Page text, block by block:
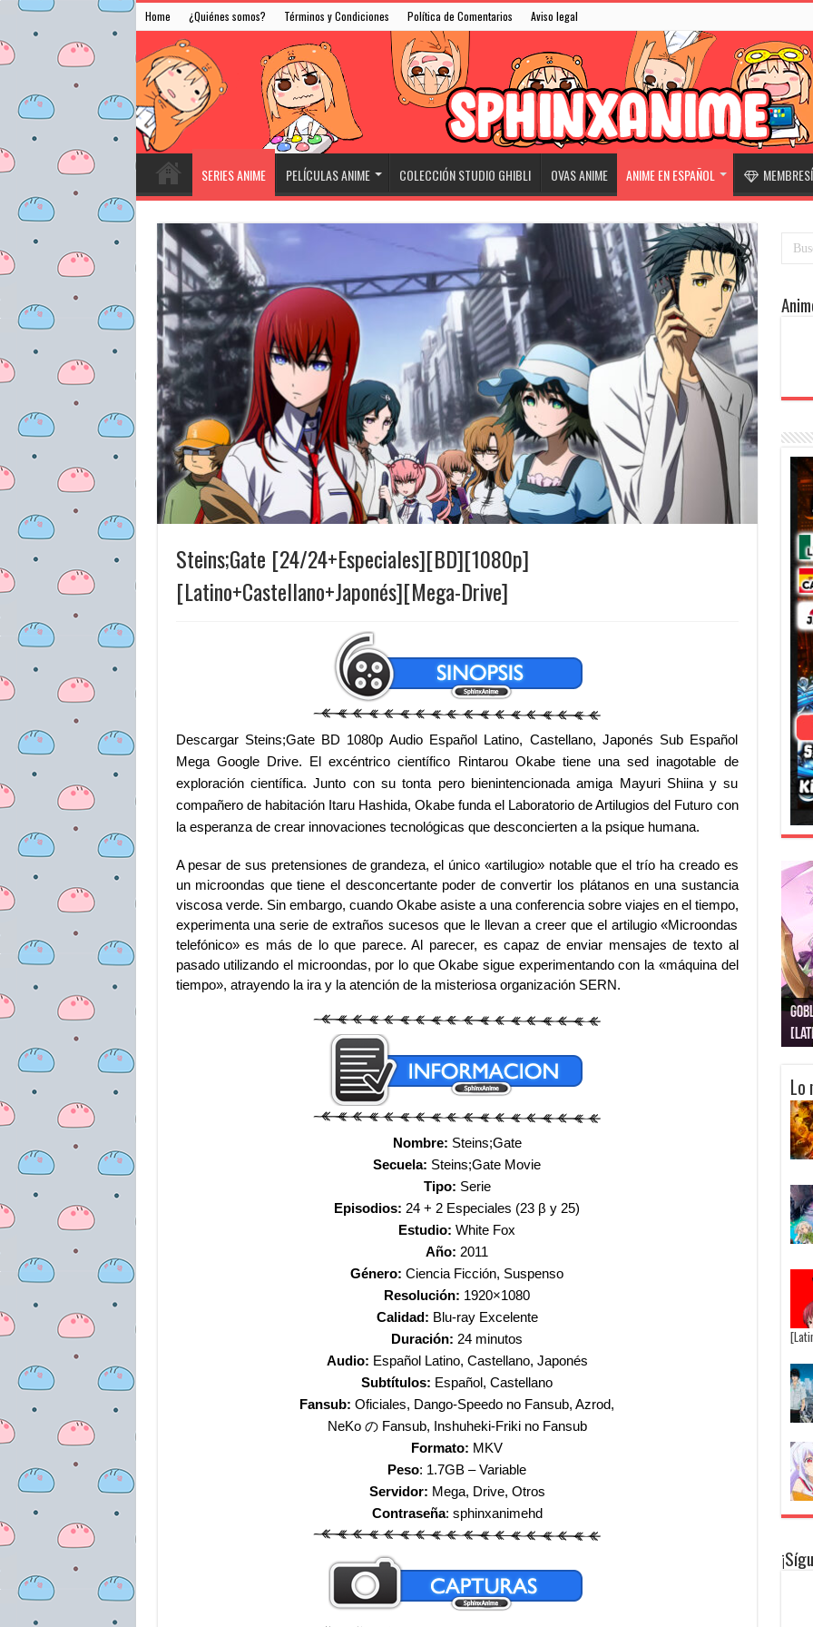
Home ¿Quiénes somos? Términos y Condiciones Política de Comentarios Aviso legal
SERIES ANIME PELÍCULAS ANIME COLECCIÓN STUDIO GHIBLI OVAS ANIME ANIME EN ESPAÑOL
Steins;Gate [24/24+Especiales][BD][1080p]
[Latino+Castellano+Japonés][Mega-Drive]
Descargar Steins;Gate BD 1080p Audio Español Latino, Castellano, Japonés Sub Español
Mega Google Drive. El excéntrico científico Rintarou Okabe tiene una sed inagotable de
exploración científica. Junto con su tonta pero bienintencionada amiga Mayuri Shiina y su
compañero de habitación Itaru Hashida, Okabe funda el Laboratorio de Artilugios del Futuro con
la esperanza de crear innovaciones tecnológicas que desconcierten a la psique humana.
A pesar de sus pretensiones de grandeza, el único «artilugio» notable que el trío ha creado es
un microondas que tiene el desconcertante poder de convertir los plátanos en una sustancia
viscosa verde. Sin embargo, cuando Okabe asiste a una conferencia sobre viajes en el tiempo,
experimenta una serie de extraños sucesos que le llevan a creer que el artilugio «Microondas
telefónico» es más de lo que parece. Al parecer, es capaz de enviar mensajes de texto al
pasado utilizando el microondas, por lo que Okabe sigue experimentando con la «máquina del
tiempo», atrayendo la ira y la atención de la misteriosa organización SERN.
Nombre: Steins;Gate
Secuela: Steins;Gate Movie
Tipo: Serie
Episodios: 24 + 2 Especiales (23 β y 25)
Estudio: White Fox
Año: 2011
Género: Ciencia Ficción, Suspenso
Resolución: 1920×1080
Calidad: Blu-ray Excelente
Duración: 24 minutos
Audio: Español Latino, Castellano, Japonés
Subtítulos: Español, Castellano
Fansub: Oficiales, Dango-Speedo no Fansub, Azrod,
NeKo の Fansub, Inshuheki-Friki no Fansub
Formato: MKV
Peso: 1.7GB – Variable
Servidor: Mega, Drive, Otros
Contraseña: sphinxanimehd
Lo